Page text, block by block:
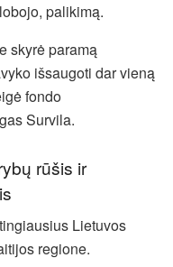
palikimą.
skyrė paramą
išsaugoti dar vieną
fondo
Survila.
rūšis ir
Lietuvos
regione.